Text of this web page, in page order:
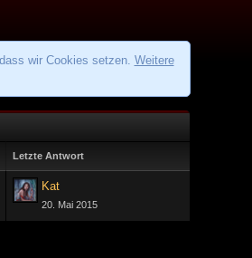
wir Cookies setzen. Weitere
Letzte Antwort
Kat
20. Mai 2015